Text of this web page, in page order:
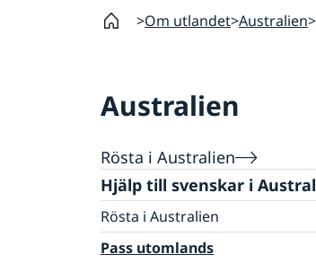
Om utlandet Australien
Australien
Rösta i Australien
Hjälp till svenskar i
Rösta i Australien
Röstning på plats | Australien
Pass utomlands